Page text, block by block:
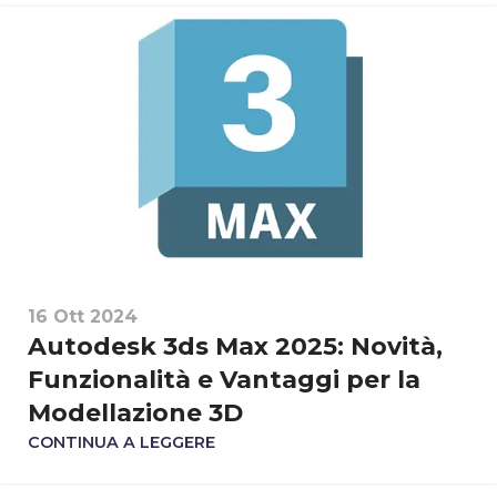
16 Ott 2024
Autodesk 3ds Max 2025: Novità,
Funzionalità e Vantaggi per la
Modellazione 3D
CONTINUA A LEGGERE